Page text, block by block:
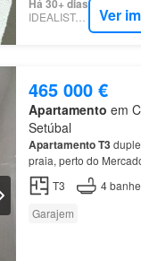
Há 30+ dias
IDEALISTA.PT Ver
465 000 €
Apartamento em
Setúbal
ApartamentoT3
praia, perto do
T3
4
Garajem